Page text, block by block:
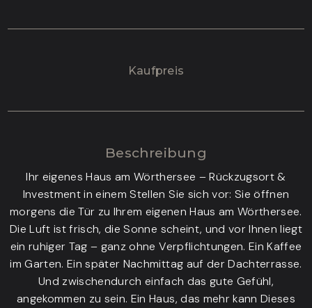
Kaufpreis
Beschreibung
Ihr eigenes Haus am Wörthersee – Rückzugsort &
Investment in einem Stellen Sie sich vor: Sie öffnen
morgens die Tür zu Ihrem eigenen Haus am Wörthersee.
Die Luft ist frisch, die Sonne scheint, und vor Ihnen liegt
ein ruhiger Tag – ganz ohne Verpflichtungen. Ein Kaffee
im Garten. Ein später Nachmittag auf der Dachterrasse.
Und zwischendurch einfach das gute Gefühl,
angekommen zu sein. Ein Haus, das mehr kann Dieses